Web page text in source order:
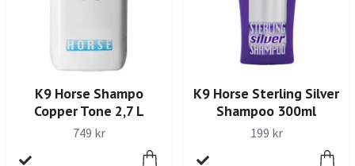
K9 Horse Shampo
Copper Tone 2,7 L
749 kr
K9 Horse Sterling Silver
Shampoo 300ml
199 kr